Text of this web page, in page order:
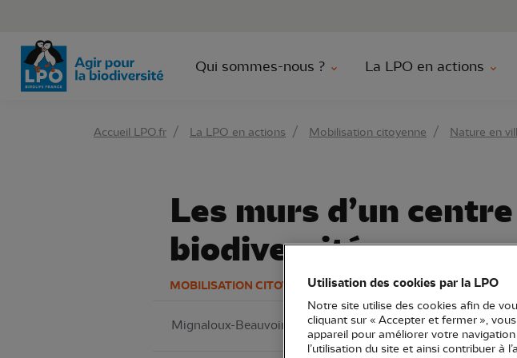
Qui sommes-nous ? La LPO en actions
Accueil LPO.fr La LPO en actions Mobilisation citoyenne Nature en
Les murs d’un
biodiversité
MOBILISATION CITOYENNE
Mignaloux-Beauvoir LPO Poitou-Charentes Nature en ville
Utilisation des cookies par la LPO
Notre site utilise des cookies afin de
cliquant sur « Accepter et fermer »,
appareil pour améliorer votre
l’utilisation du site et ainsi contribuer à